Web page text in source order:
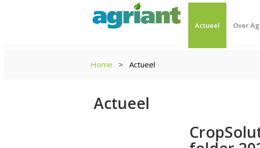
Actueel Over
Home Actueel
Actueel